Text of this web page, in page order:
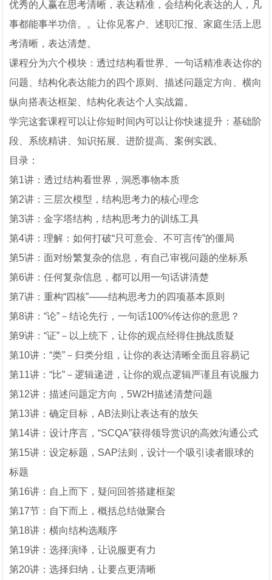
优秀的人赢在思考清晰，表达精准，会结构化表达的人，凡
事都能事半功倍。。让你见客户、述职汇报、家庭生活上思
考清晰，表达清楚。
课程分为六个模块：透过结构看世界、一句话精准表达你的
问题、结构化表达能力的四个原则、描述问题定方向、横向
纵向搭表达框架、结构化表达个人实战篇。
学完这套课程可以让你短时间内可以让你快速提升：基础阶
段、系统精讲、知识拓展、进阶提高、案例实践。
目录：
第1讲：透过结构看世界，洞悉事物本质
第2讲：三层次模型，结构思考力的核心理念
第3讲：金字塔结构，结构思考力的训练工具
第4讲：理解：如何打破“只可意会、不可言传”的僵局
第5讲：面对纷繁复杂的信息，有自己审视问题的坐标系
第6讲：任何复杂信息，都可以用一句话讲清楚
第7讲：重构“四核”——结构思考力的四项基本原则
第8讲：“论”－结论先行，一句话100%传达你的意思？
第9讲：“证”－以上统下，让你的观点经得住挑战质疑
第10讲：“类”－归类分组，让你的表达清晰全面且容易记
第11讲：“比”－逻辑递进，让你的观点逻辑严谨且有说服力
第12讲：描述问题定方向，5W2H描述清楚问题
第13讲：确定目标，AB法则让表达有的放矢
第14讲：设计序言，“SCQA”获得领导赏识的高效沟通公式
第15讲：设定标题，SAP法则，设计一个吸引读者眼球的
标题
第16讲：自上而下，疑问回答搭建框架
第17节：自下而上，概括总结做聚合
第18讲：横向结构选顺序
第19讲：选择演绎，让说服更有力
第20讲：选择归纳，让要点更清晰